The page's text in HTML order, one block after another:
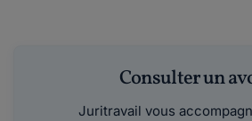
Consulter un
Juritravail vous